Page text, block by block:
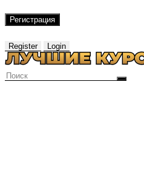
Регистрация
Register Login